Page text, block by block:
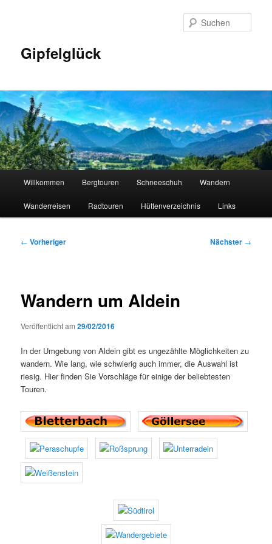
Gipfelglück
Willkommen Bergtouren Schneeschuh Wandern
Wanderreisen Radtouren Hüttenverzeichnis Links
Beitragsnavigation
← Vorheriger Nächster →
Wandern um Aldein
Veröffentlicht am29/02/2016
In der Umgebung von Aldein gibt es ungezählte Möglichkeiten zu
wandern. Wie lang, wie schwierig auch immer, die Auswahl ist
riesig. Hier finden Sie Vorschläge für einige der beliebtesten
Touren.